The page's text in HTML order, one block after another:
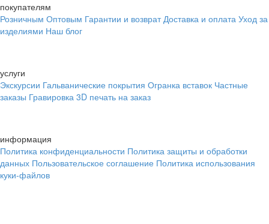
покупателям
Розничным Оптовым Гарантии и возврат Доставка и оплата Уход за
изделиями Наш блог
услуги
Экскурсии Гальванические покрытия Огранка вставок Частные
заказы Гравировка 3D печать на заказ
информация
Политика конфиденциальности Политика защиты и обработки
данных Пользовательское соглашение Политика использования
куки-файлов